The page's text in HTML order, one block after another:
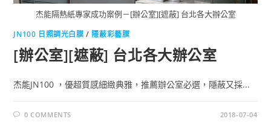
杰能隔熱紙專家成功案例－[辦公室][遮蔽] 台北各大辦公室
JN100 日照調光白膜 / 隱蔽彩藝膜
[辦公室][遮蔽] 台北各大辦公室
杰能JN100 ，優超質感細緻典雅，推薦辦公室必選，隱蔽又採...
0 COMMENTS 2018-07-04